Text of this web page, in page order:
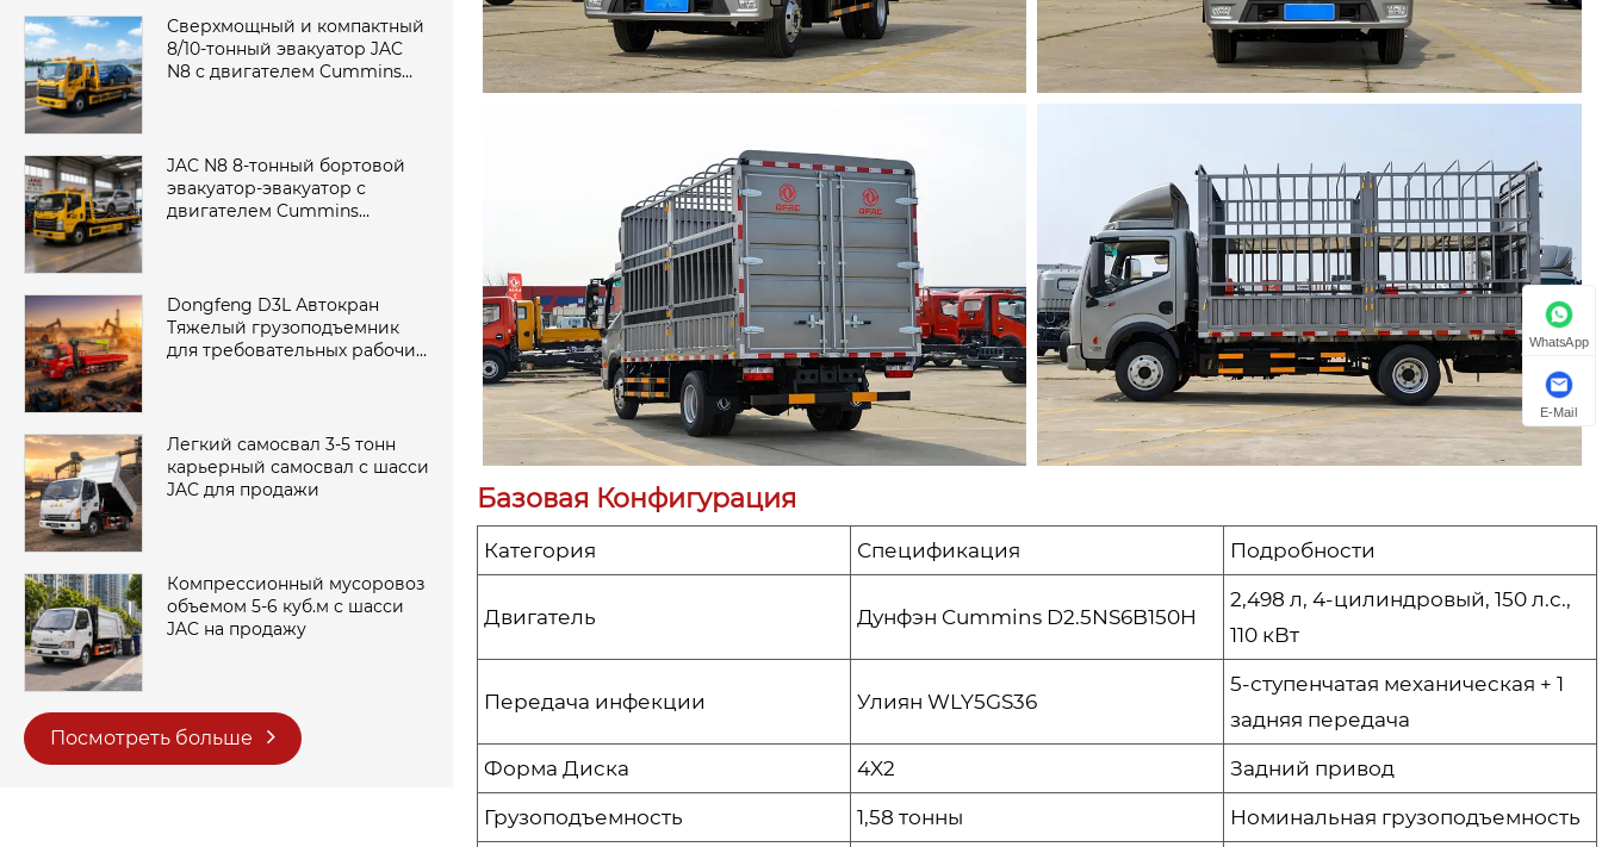
Сверхмощный и компактный
8/10-тонный эвакуатор JAC
N8 с двигателем Cummins
JAC N8 8-тонный бортовой
эвакуатор-эвакуатор с
двигателем Cummins
Dongfeng D3L Автокран
Тяжелый грузоподъемник
для требовательных рабочих
Легкий самосвал 3-5 тонн
карьерный самосвал с шасси
JAC для продажи
Компрессионный мусоровоз
объемом 5-6 куб.м с шасси
JAC на продажу
Посмотреть больше
Базовая Конфигурация
Категория Спецификация Подробности
Двигатель Дунфэн Cummins D2.5NS6B150H
2,498 л, 4-цилиндровый, 150 л.с.,
110 кВт
Передача инфекции Улиян WLY5GS36
5-ступенчатая механическая + 1
задняя передача
Форма Диска 4X2 Задний привод
Грузоподъемность 1,58 тонны Номинальная грузоподъемность
WhatsApp
E-Mail